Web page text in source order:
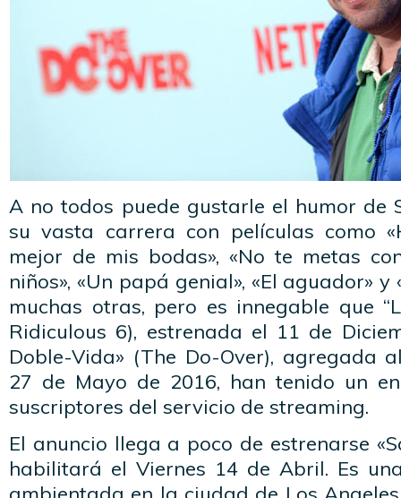
A no todos puede gustarle el humor de
su vasta carrera con películas como
mejor de mis bodas», «No te metas
niños», «Un papá genial», «El aguador»
muchas otras, pero es innegable que
Ridiculous 6), estrenada el 11 de
Doble-Vida» (The Do-Over), agregada
27 de Mayo de 2016, han tenido un
suscriptores del servicio de streaming.
El anuncio llega a poco de estrenarse
habilitará el Viernes 14 de Abril. Es